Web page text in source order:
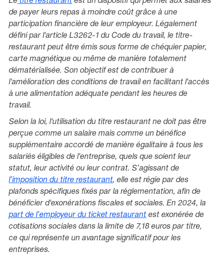
de payer leurs repas à moindre coût grâce à une
participation financière de leur employeur. Légalement
défini par l'article L3262-1 du Code du travail, le titre-
restaurant peut être émis sous forme de chéquier papier,
carte magnétique ou même de manière totalement
dématérialisée. Son objectif est de contribuer à
l'amélioration des conditions de travail en facilitant l'accès
à une alimentation adéquate pendant les heures de
travail.
Selon la loi, l'utilisation du titre restaurant ne doit pas être
perçue comme un salaire mais comme un bénéfice
supplémentaire accordé de manière égalitaire à tous les
salariés éligibles de l'entreprise, quels que soient leur
statut, leur activité ou leur contrat. S’agissant de
l’imposition du titre restaurant, elle est régie par des
plafonds spécifiques fixés par la réglementation, afin de
bénéficier d'exonérations fiscales et sociales. En 2024, la
part de l’employeur du ticket restaurant est exonérée de
cotisations sociales dans la limite de 7,18 euros par titre,
ce qui représente un avantage significatif pour les
entreprises.